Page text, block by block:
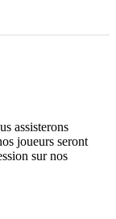
assisterons
joueurs seront
sur nos